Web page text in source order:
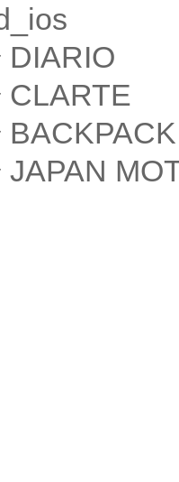
DIARIO
CLARTE
BACKPACK
JAPAN